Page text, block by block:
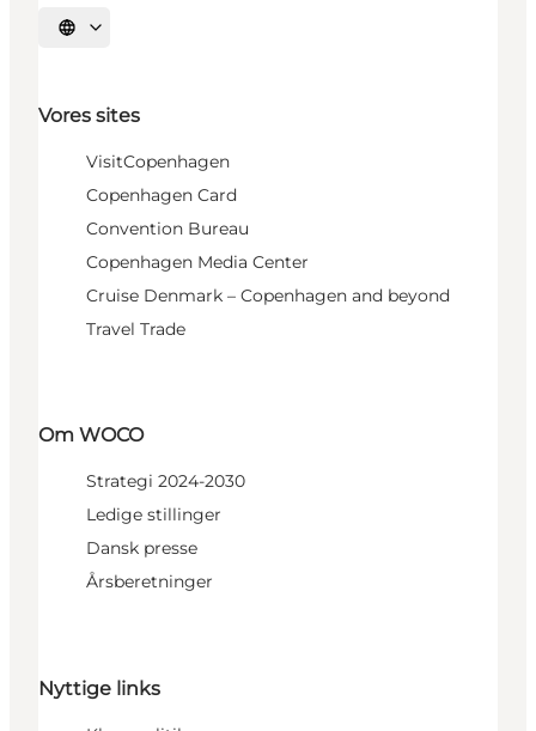
Vælg sprog
Vores sites
VisitCopenhagen
Copenhagen Card
Convention Bureau
Copenhagen Media Center
Cruise Denmark – Copenhagen and beyond
Travel Trade
Om WOCO
Strategi 2024-2030
Ledige stillinger
Dansk presse
Årsberetninger
Nyttige links